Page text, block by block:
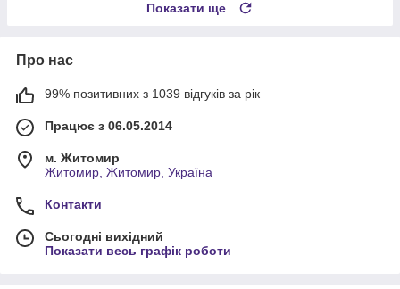
Показати ще
Про нас
99% позитивних з 1039 відгуків за рік
Працює з 06.05.2014
м. Житомир
Житомир, Житомир, Україна
Контакти
Сьогодні вихідний
Показати весь графік роботи